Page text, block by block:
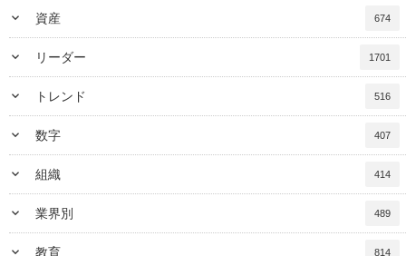
keyboard_arrow_down 資産 674
keyboard_arrow_down リーダー 1701
keyboard_arrow_down トレンド 516
keyboard_arrow_down 数字 407
keyboard_arrow_down 組織 414
keyboard_arrow_down 業界別 489
keyboard_arrow_down 教育 814